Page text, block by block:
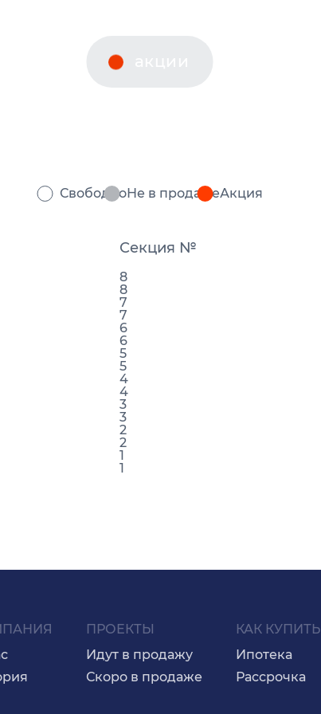
СвободноНе в продажеАкция
Секция №
8
8
7
7
6
6
5
5
4
4
3
3
2
2
1
1
ПРОЕКТЫ
Идут в продажу
Скоро в продаже
КАК КУПИТЬ
Ипотека
Рассрочка